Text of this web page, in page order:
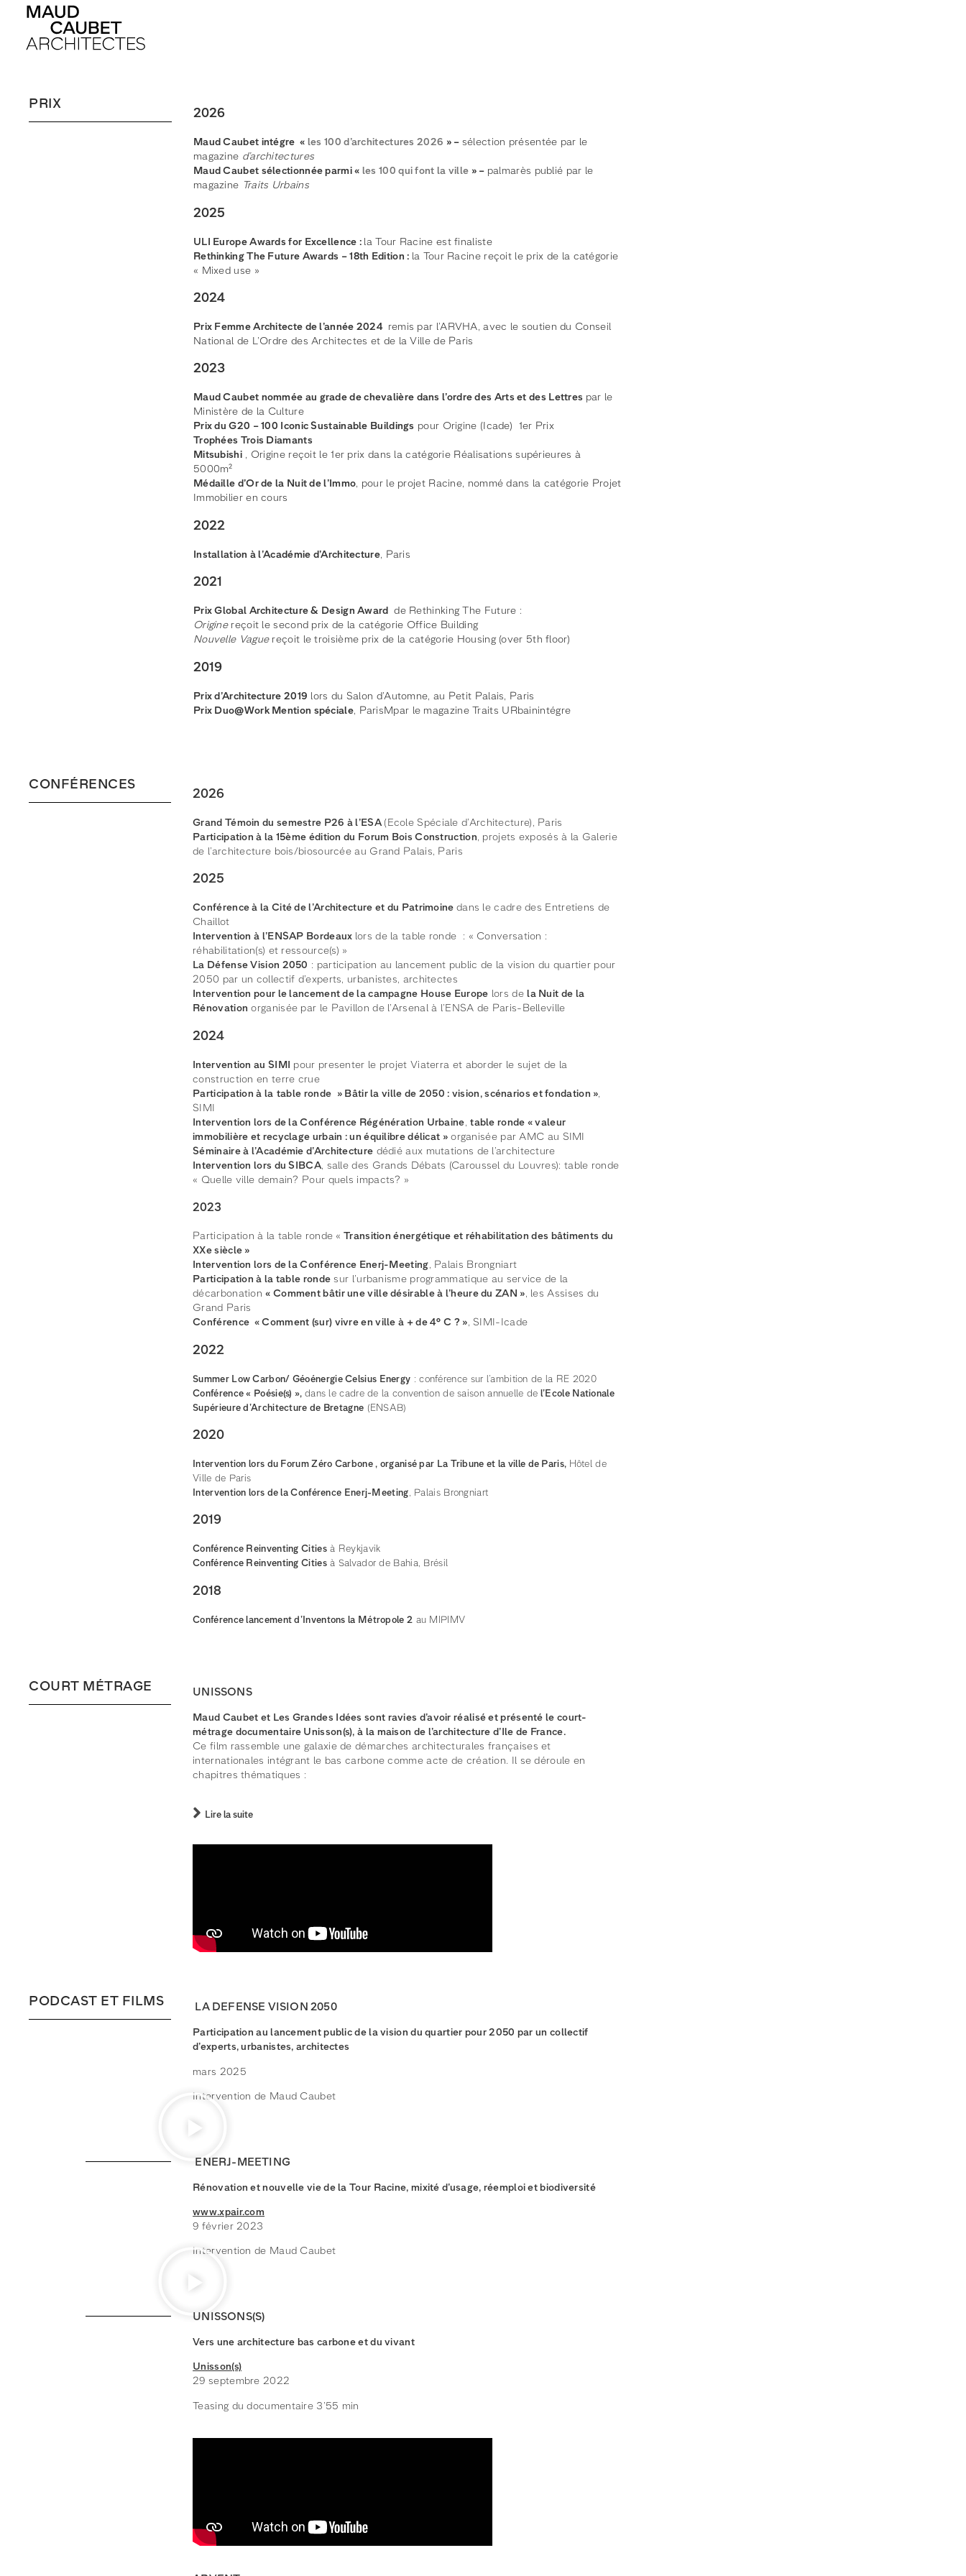
PRIX
2026
Maud Caubet intégre « les 100 d’architectures 2026 » – sélection présentée par le
magazine d’architectures
Maud Caubet sélectionnée parmi « les 100 qui font la ville » – palmarès publié par le
magazine Traits Urbains
2025
ULI Europe Awards for Excellence : la Tour Racine est finaliste
Rethinking The Future Awards – 18th Edition : la Tour Racine reçoit le prix de la catégorie
« Mixed use »
2024
Prix Femme Architecte de l’année 2024 remis par l’ARVHA, avec le soutien du Conseil
National de L’Ordre des Architectes et de la Ville de Paris
2023
Maud Caubet nommée au grade de chevalière dans l’ordre des Arts et des Lettres par le
Ministère de la Culture
Prix du G20 – 100 Iconic Sustainable Buildings pour Origine (Icade) 1er Prix
Trophées Trois Diamants
Mitsubishi, Origine reçoit le 1er prix dans la catégorie Réalisations supérieures à
5000m²
Médaille d’Or de la Nuit de l’Immo, pour le projet Racine, nommé dans la catégorie Projet
Immobilier en cours
2022
Installation à l’Académie d’Architecture, Paris
2021
Prix Global Architecture & Design Award
de Rethinking The Future :
Originereçoit le second prix de la catégorie Office Building
Nouvelle Vague reçoit le troisième prix de la catégorie Housing (over 5th floor)
2019
Prix d’Architecture 2019 lors du Salon d’Automne, au Petit Palais, Paris
Prix Duo@Work Mention spéciale, ParisMpar le magazine Traits URbainintégre
CONFÉRENCES
2026
Grand Témoin du semestre P26 à l’ESA(Ecole Spéciale d’Architecture), Paris
Participation à la 15ème édition du Forum Bois Construction, projets exposés à la Galerie
de l’architecture bois/biosourcée au Grand Palais, Paris
2025
Conférence à la Cité de l’Architecture et du Patrimoine dans le cadre des Entretiens de
Chaillot
Intervention à l’ENSAP Bordeaux lors de la table ronde : « Conversation :
réhabilitation(s) et ressource(s) »
La Défense Vision 2050 : participation au lancement public de la vision du quartier pour
2050 par un collectif d’experts, urbanistes, architectes
Intervention pour le lancement de la campagne House Europe lors dela Nuit de la
Rénovation organisée par le Pavillon de l’Arsenal à l’ENSA de Paris-Belleville
2024
Intervention au SIMI
pour presenter le projet Viaterra et aborder le sujet de la
construction en terre crue
Participation à la table ronde » Bâtir la ville de 2050 : vision, scénarios et fondation »,
SIMI
Intervention lors de la Conférence Régénération Urbaine,table ronde « valeur
immobilière et recyclage urbain : un équilibre délicat »organisée par AMC au SIMI
Séminaire à l’Académie d’Architecture dédié aux mutations de l’architecture
Intervention lors du SIBCA, salle des Grands Débats (Caroussel du Louvres): table ronde
« Quelle ville demain? Pour quels impacts? »
2023
Participation à la table ronde « Transition énergétique et réhabilitation des bâtiments du
XXe siècle »
Intervention lors de la Conférence Enerj-Meeting, Palais Brongniart
Participation à la table ronde sur l’urbanisme programmatique au service de la
décarbonation« Comment bâtir une ville désirable à l’heure du ZAN », les Assises du
Grand Paris
Conférence « Comment (sur) vivre en ville à + de 4° C ? », SIMI-Icade
2022
Summer Low Carbon/ Géoénergie Celsius Energy : conférence sur l’ambition de la RE 2020
Conférence « Poésie(s) », dans le cadre de la convention de saison annuelle de l’Ecole Nationale
Supérieure d’Architecture de Bretagne (ENSAB)
2020
Intervention lors du Forum Zéro Carbone , organisé par La Tribune et la ville de Paris, Hôtel de
Ville de Paris
Intervention lors de la Conférence Enerj-Meeting, Palais Brongniart
2019
Conférence Reinventing Citiesà Reykjavik
Conférence Reinventing Citiesà Salvador de Bahia, Brésil
2018
Conférence lancement d’Inventons la Métropole 2 au MIPIMV
COURT MÉTRAGE UNISSONS
Maud Caubet et Les Grandes Idées sont ravies d’avoir réalisé et présenté le court-
métrage documentaire Unisson(s), à la maison de l’architecture d’Ile de France.
Ce film rassemble une galaxie de démarches architecturales françaises et
internationales intégrant le bas carbone comme acte de création. Il se déroule en
chapitres thématiques :
Lire la suite
PODCAST ET FILMS LA DEFENSE VISION 2050
Participation au lancement public de la vision du quartier pour 2050 par un collectif
d’experts, urbanistes, architectes
mars 2025
Intervention de Maud Caubet
ENERJ-MEETING
Rénovation et nouvelle vie de la Tour Racine, mixité d’usage, réemploi et biodiversité
www.xpair.com
9 février 2023
Intervention de Maud Caubet
UNISSONS(S)
Vers une architecture bas carbone et du vivant
Unisson(s)
29 septembre 2022
Teasing du documentaire 3’55 min